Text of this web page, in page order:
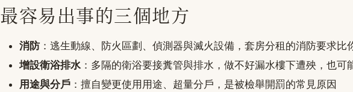
最容易出事的三個地方
消防：逃生動線、防火區劃、偵測器與滅火設備，套房分租的消防要求比
增設衛浴排水 ：多隔的衛浴要接糞管與排水，做不好漏水樓下遭殃，也可
用途與分戶 ：擅自變更使用用途、超量分戶，是被檢舉開罰的常見原因